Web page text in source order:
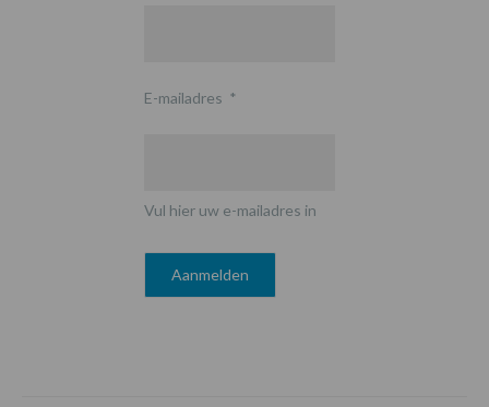
E-mailadres *
Vul hier uw e-mailadres in